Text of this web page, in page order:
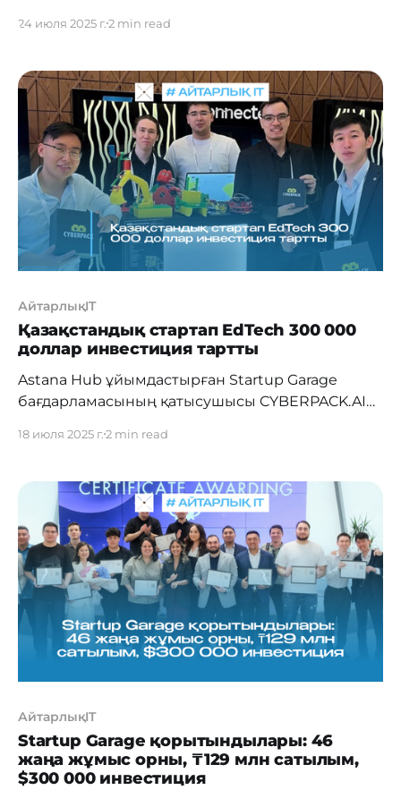
международной акселерационной программы,
Программа ориентирована на технологические
стартапы, готовые к масштабированию и
выходу на глобальные рынки. Заявки на участие
принимаются до 13 августа по ссылке.
24 июля 2025 г.2 min read
АйтарлықIT
Қазақстандық стартап EdTech 300 000
доллар инвестиция тартты
Astana Hub ұйымдастырған Startup Garage
бағдарламасының қатысушысы CYBERPACK.AI
кезеңінде 300 000 доллар көлемінде ангел
Инвестициялық раундқа Shell, Qatar Energy
және Apache Corporation компанияларының
топ-менеджерлері қатысып, жобаның
техникалық бағыттағы сапалы білімді әлемнің
түкпір-түкпіріндегі балаларға қолжетімді ету
сынды жаһандық миссиясына қолдау білдірді.
CYBERPACK.
18 июля 2025 г.2 min read
АйтарлықIT
Startup Garage қорытындылары: 46
жаңа жұмыс орны, ₸129 млн сатылым,
$300 000 инвестиция